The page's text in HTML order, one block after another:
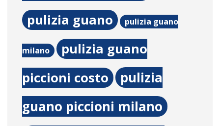
pulizia guano pulizia guano
milano
pulizia guano
piccioni costo
pulizia
guano piccioni milano